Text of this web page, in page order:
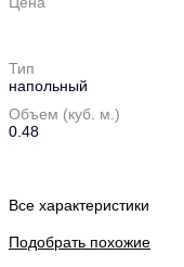
Тип
напольный
Объем (куб. м.)
0.48
Все характеристики
Подобрать похожие